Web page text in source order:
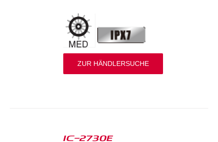
ZUR HÄNDLERSUCHE
IC-2730E